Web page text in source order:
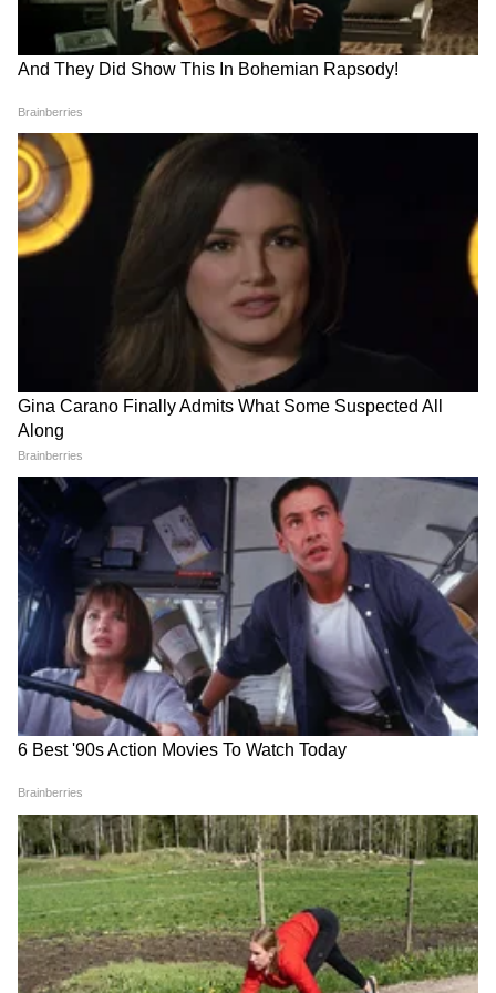
LATEST VIDEOS
Riya Ahire माझं शरीर विकतेय 140 रुपयात,
लिहिताय हा गुन्हाय | Rahul gandhi |
mumbai girl at delhi
तुकाराम मुंढे: अनालॉग पनीरवर बंदी | FDA |
Paneer Ban | Maharashtra | tukaram